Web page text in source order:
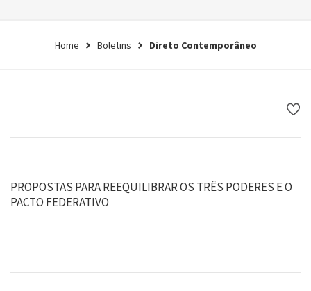
Home Boletins Direto Contemporâneo
PROPOSTAS PARA REEQUILIBRAR OS TRÊS PODERES E O
PACTO FEDERATIVO